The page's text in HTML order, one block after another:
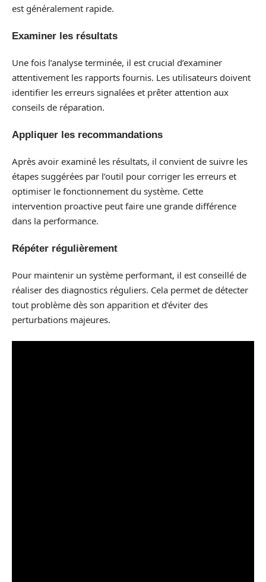
est généralement rapide.
Examiner les résultats
Une fois l’analyse terminée, il est crucial d’examiner
attentivement les rapports fournis. Les utilisateurs doivent
identifier les erreurs signalées et prêter attention aux
conseils de réparation.
Appliquer les recommandations
Après avoir examiné les résultats, il convient de suivre les
étapes suggérées par l’outil pour corriger les erreurs et
optimiser le fonctionnement du système. Cette
intervention proactive peut faire une grande différence
dans la performance.
Répéter régulièrement
Pour maintenir un système performant, il est conseillé de
réaliser des diagnostics réguliers. Cela permet de détecter
tout problème dès son apparition et d’éviter des
perturbations majeures.